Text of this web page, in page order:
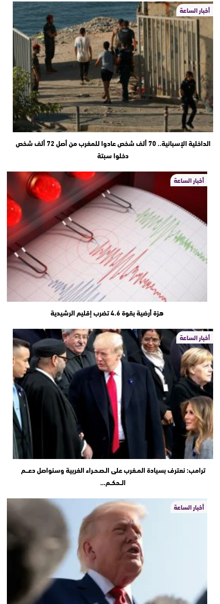
أخبار الساعة
الداخلية الإسبانية.. 70 ألف شخص عادوا للمغرب من أصل 72 ألف شخص
دخلوا سبتة
أخبار الساعة
هزة أرضية بقوة 4.6 تضرب إقليم الرشيدية
أخبار الساعة
ترامب: نعترف بسيادة المـغرب على الـصـحـراء الغربية وسنواصل دعـــم
الــحكــم…
أخبار الساعة